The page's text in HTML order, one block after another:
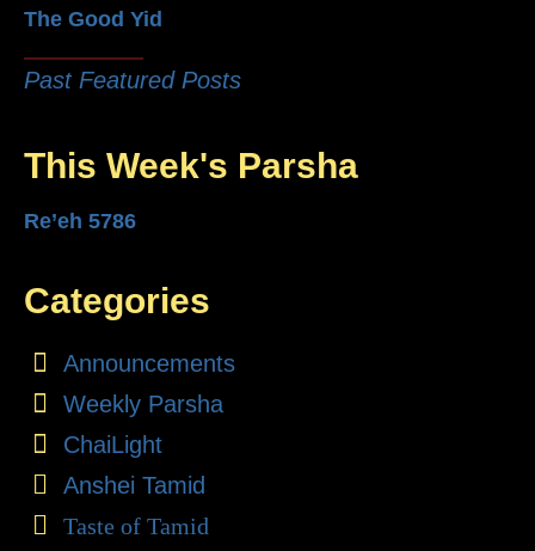
The Good Yid
Past Featured Posts
This Week's Parsha
Re’eh 5786
Categories
Announcements
Weekly Parsha
ChaiLight
Anshei Tamid
Taste of Tamid